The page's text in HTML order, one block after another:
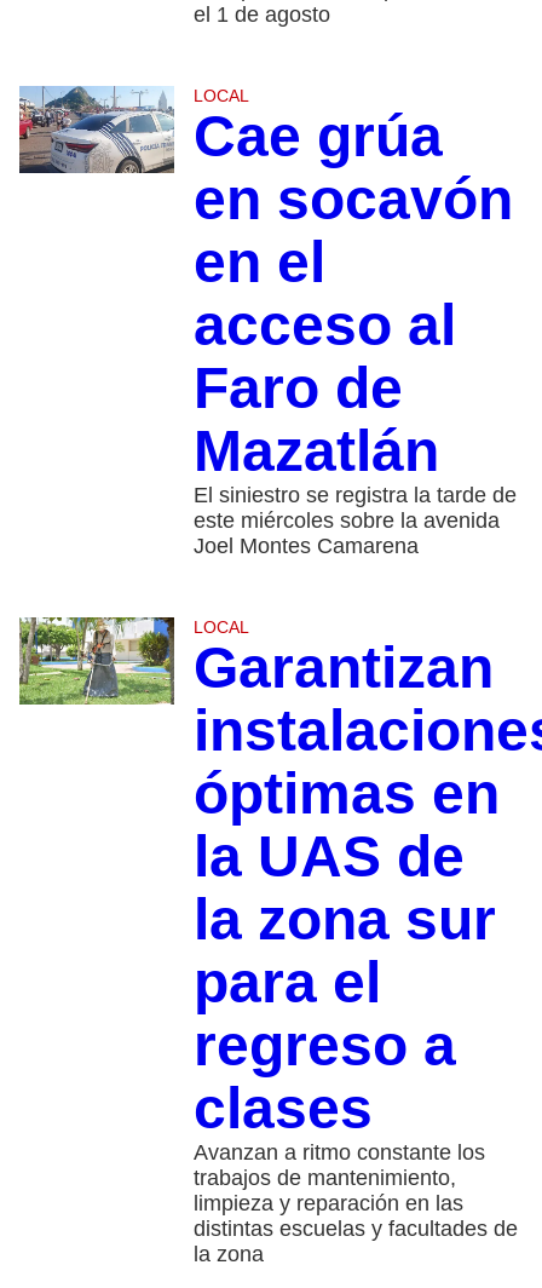
el 1 de agosto
LOCAL
Cae grúa
en socavón
en el
acceso al
Faro de
Mazatlán
El siniestro se registra la tarde de
este miércoles sobre la avenida
Joel Montes Camarena
LOCAL
Garantizan
óptimas en
la UAS de
la zona sur
para el
regreso a
clases
​Avanzan a ritmo constante los
trabajos de mantenimiento,
limpieza y reparación en las
distintas escuelas y facultades de
la zona